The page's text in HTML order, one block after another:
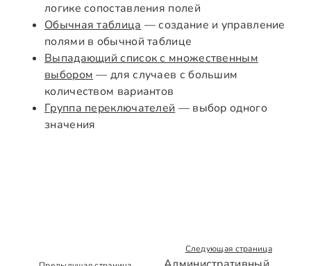
логике сопоставления полей
Обычная таблица — создание и управление
полями в обычной таблице
Выпадающий список с множественным
выбором — для случаев с большим
количеством вариантов
Группа переключателей — выбор одного
значения
Следующая страница